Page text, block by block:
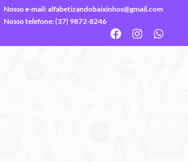
Nosso e-mail:alfabetizandobaixinhos@gmail.com
Nosso telefone: (37) 9872-8246